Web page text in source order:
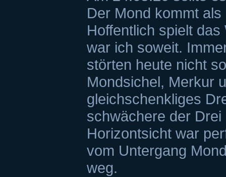
Der Mond kommt
Hoffentlich spielt
war ich soweit.
störten heute nicht
Mondsichel, Merkur
gleichschenkliges
schwächere der
Horizontsicht war
vom Untergang
weg.